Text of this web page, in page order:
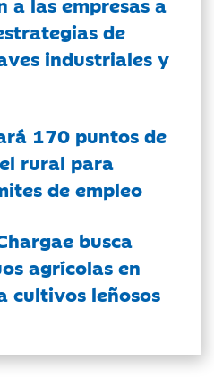
de
industriales y
170 puntos de
rural para
de empleo
busca
agrícolas en
cultivos leñosos